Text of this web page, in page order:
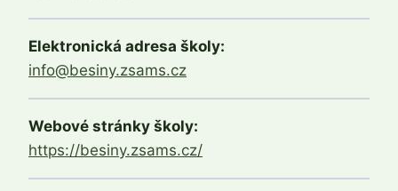
Elektronická adresa školy:
info@besiny.zsams.cz
Webové stránky školy:
https://besiny.zsams.cz/